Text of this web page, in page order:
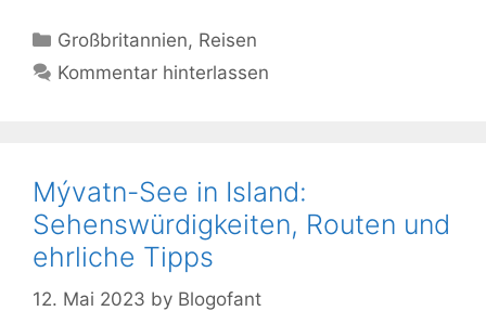
Kategorien
Großbritannien, Reisen
Kommentar hinterlassen
Mývatn-See in Island:
Sehenswürdigkeiten, Routen und
ehrliche Tipps
12. Mai 2023 by Blogofant